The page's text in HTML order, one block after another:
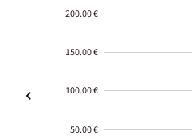
200.00 €
150.00 €
100.00 €
50.00 €